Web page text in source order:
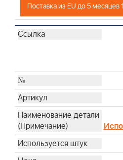
Поставка из EU до 5 месяцев